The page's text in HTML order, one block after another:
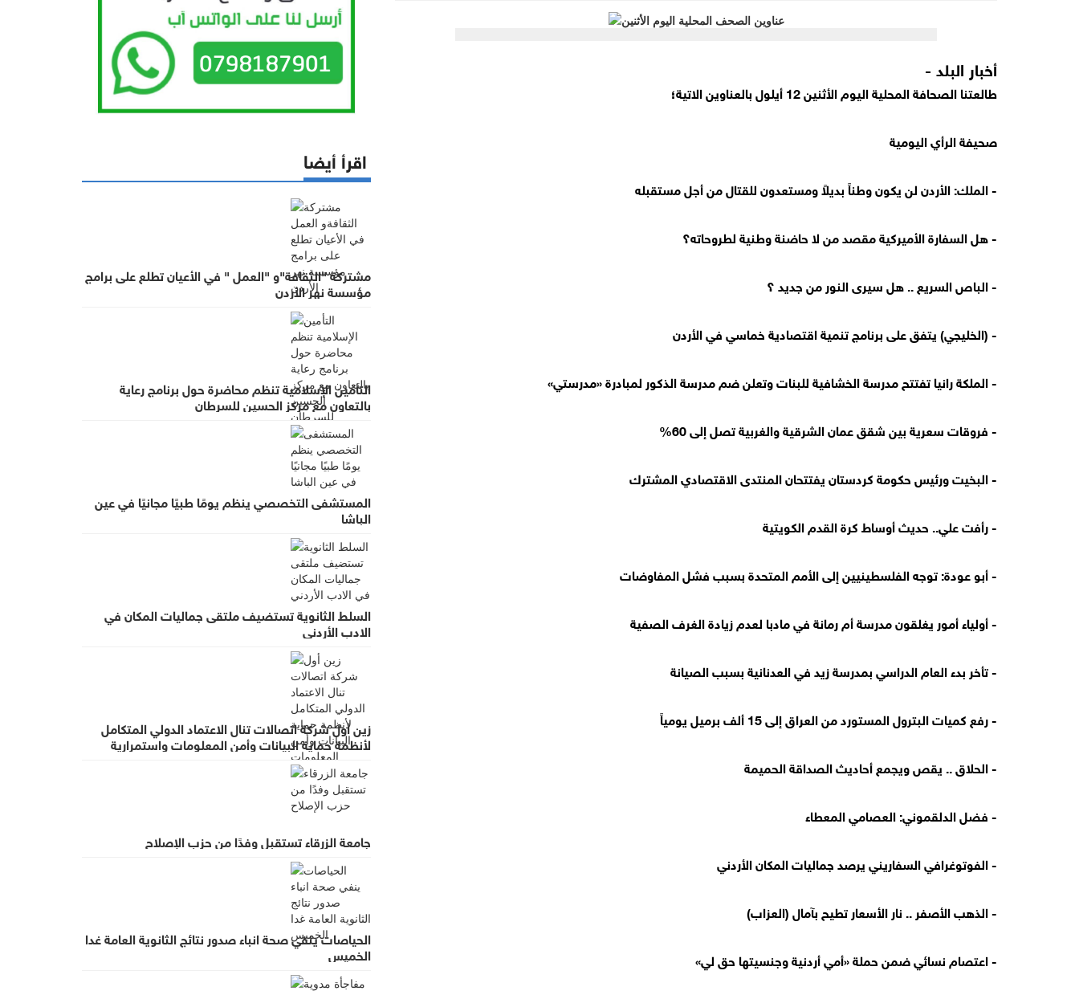
أخبار البلد -
طالعتنا الصحافة المحلية اليوم الأثنين 12 أيلول بالعناوين الاتية؛
صحيفة الرأي اليومية
- الملك: الأردن لن يكون وطناً بديلاً ومستعدون للقتال من أجل مستقبله
- هل السفارة الأميركية مقصد من لا حاضنة وطنية لطروحاته؟
- الباص السريع .. هل سيرى النور من جديد ؟
- (الخليجي) يتفق على برنامج تنمية اقتصادية خماسي في الأردن
- الملكة رانيا تفتتح مدرسة الخشافية للبنات وتعلن ضم مدرسة الذكور لمبادرة «مدرستي»
- فروقات سعرية بين شقق عمان الشرقية والغربية تصل إلى 60%
- البخيت ورئيس حكومة كردستان يفتتحان المنتدى الاقتصادي المشترك
- رأفت علي.. حديث أوساط كرة القدم الكويتية
- أبو عودة: توجه الفلسطينيين إلى الأمم المتحدة بسبب فشل المفاوضات
- أولياء أمور يغلقون مدرسة أم رمانة في مادبا لعدم زيادة الغرف الصفية
- تأخر بدء العام الدراسي بمدرسة زيد في العدنانية بسبب الصيانة
- رفع كميات البترول المستورد من العراق إلى 15 ألف برميل يومياً
- الحلاق .. يقص ويجمع أحاديث الصداقة الحميمة
- فضل الدلقموني: العصامي المعطاء
- الفوتوغرافي السفاريني يرصد جماليات المكان الأردني
- الذهب الأصفر .. نار الأسعار تطيح بآمال (العزاب)
- اعتصام نسائي ضمن حملة «أمي أردنية وجنسيتها حق لي»
اقرأ أيضا
مشتركة "الثقافة"و "العمل " في الأعيان تطلع على برامج
مؤسسة نهر الأردن
التأمين الإسلامية تنظم محاضرة حول برنامج رعاية
بالتعاون مع مركز الحسين للسرطان
المستشفى التخصصي ينظم يومًا طبيًا مجانيًا في عين
الباشا
السلط الثانوية تستضيف ملتقى جماليات المكان في
الادب الأردني
زين أول شركة اتصالات تنال الاعتماد الدولي المتكامل
لأنظمة حماية البيانات وأمن المعلومات واستمرارية
الأعمال
جامعة الزرقاء تستقبل وفدًا من حزب الإصلاح
الحياصات ينفي صحة انباء صدور نتائج الثانوية العامة غدا
الخميس